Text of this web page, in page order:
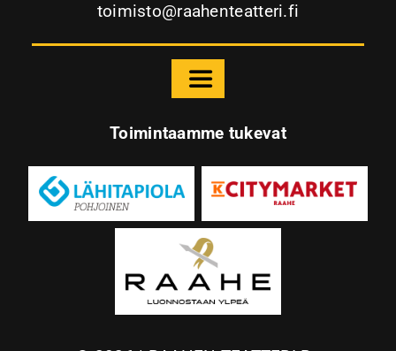
toimisto@raahenteatteri.fi
Toggle
Raahen Teatteri
Palvelut
Toimintaamme tukevat